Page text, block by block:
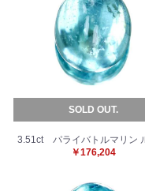
SOLD OUT.
3.51ct パライバトルマリン
￥176,204